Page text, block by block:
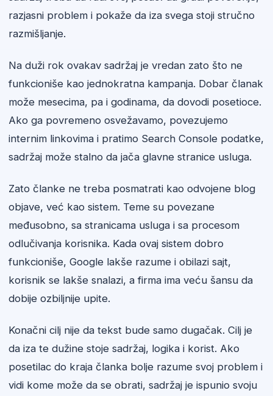
razjasni problem i pokaže da iza svega stoji stručno
razmišljanje.
Na duži rok ovakav sadržaj je vredan zato što ne
funkcioniše kao jednokratna kampanja. Dobar članak
može mesecima, pa i godinama, da dovodi posetioce.
Ako ga povremeno osvežavamo, povezujemo
internim linkovima i pratimo Search Console podatke,
sadržaj može stalno da jača glavne stranice usluga.
Zato članke ne treba posmatrati kao odvojene blog
objave, već kao sistem. Teme su povezane
međusobno, sa stranicama usluga i sa procesom
odlučivanja korisnika. Kada ovaj sistem dobro
funkcioniše, Google lakše razume i obilazi sajt,
korisnik se lakše snalazi, a firma ima veću šansu da
dobije ozbiljnije upite.
Konačni cilj nije da tekst bude samo dugačak. Cilj je
da iza te dužine stoje sadržaj, logika i korist. Ako
posetilac do kraja članka bolje razume svoj problem i
vidi kome može da se obrati, sadržaj je ispunio svoju